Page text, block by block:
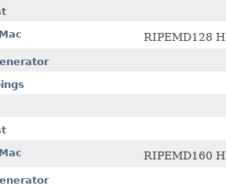
RIPEMD128
RIPEMD160